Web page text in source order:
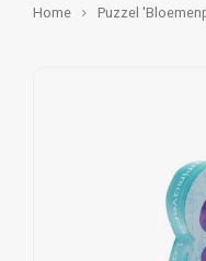
Home Puzzel